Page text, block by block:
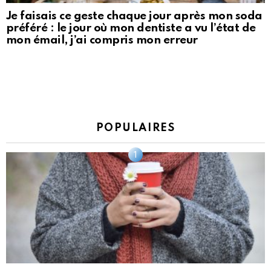
Je faisais ce geste chaque jour après mon soda
préféré : le jour où mon dentiste a vu l’état de
mon émail, j’ai compris mon erreur
POPULAIRES